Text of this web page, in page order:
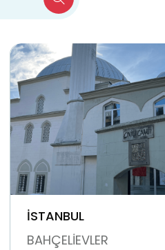
İSTANBUL
BAHÇELİEVLER